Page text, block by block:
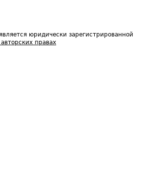
юридически зарегистрированной
правах